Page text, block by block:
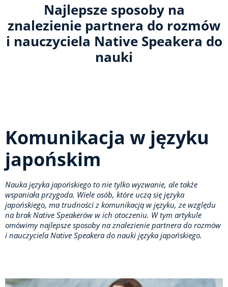
PT
SK
SV
Najlepsze sposoby na
znalezienie partnera do rozmów
i nauczyciela Native Speakera do
nauki
Komunikacja w języku
japońskim
Nauka języka japońskiego to nie tylko wyzwanie, ale także
wspaniała przygoda. Wiele osób, które uczą się języka
japońskiego, ma trudności z komunikacją w języku, ze względu
na brak Native Speakerów w ich otoczeniu. W tym artykule
omówimy najlepsze sposoby na znalezienie partnera do rozmów
i nauczyciela Native Speakera do nauki języka japońskiego.